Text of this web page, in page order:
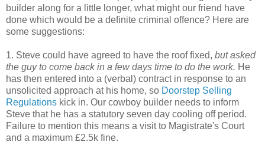
builder along for a little longer, what might our friend have
done which would be a definite criminal offence? Here are
some suggestions:
1. Steve could have agreed to have the roof fixed, but asked
the guy to come back in a few days time to do the work. He
has then entered into a (verbal) contract in response to an
unsolicited approach at his home, so Doorstep Selling
Regulations kick in. Our cowboy builder needs to inform
Steve that he has a statutory seven day cooling off period.
Failure to mention this means a visit to Magistrate's Court
and a maximum £2.5k fine.